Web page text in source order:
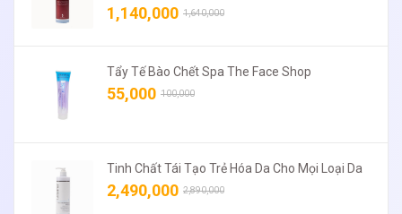
1,140,000 1,640,000
Tẩy Tế Bào Chết Spa The Face Shop
55,000 100,000
Tinh Chất Tái Tạo Trẻ Hóa Da Cho Mọi Loại Da
2,490,000 2,890,000